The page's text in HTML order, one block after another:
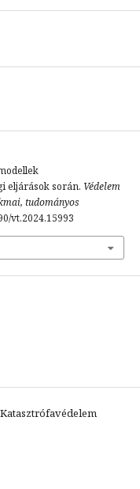
eljárások során. Védelem
tudományos
vt.2024.15993